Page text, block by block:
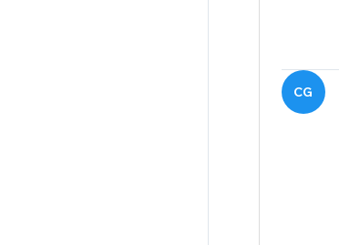
CG